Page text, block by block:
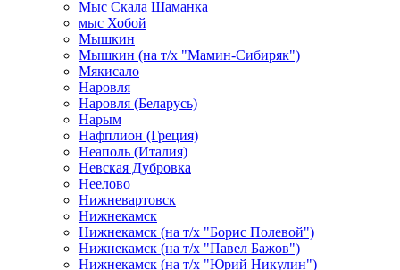
Мыс Скала Шаманка
мыс Хобой
Мышкин
Мышкин (на т/х "Мамин-Сибиряк")
Мякисало
Наровля
Наровля (Беларусь)
Нарым
Нафплион (Греция)
Неаполь (Италия)
Невская Дубровка
Неелово
Нижневартовск
Нижнекамск
Нижнекамск (на т/х "Борис Полевой")
Нижнекамск (на т/х "Павел Бажов")
Нижнекамск (на т/х "Юрий Никулин")